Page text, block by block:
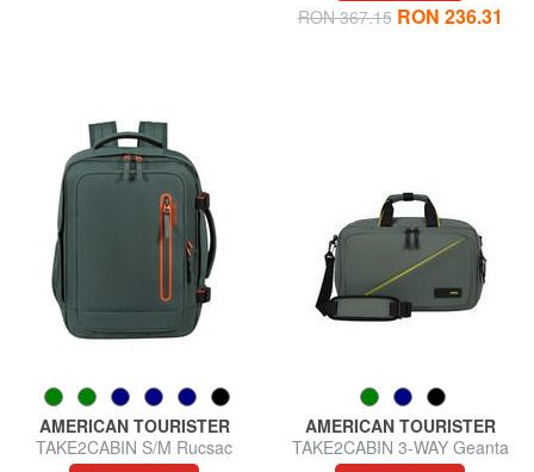
RON 367.15 RON 236.31
AMERICAN TOURISTER
TAKE2CABIN S/M Rucsac
AMERICAN TOURISTER
TAKE2CABIN 3-WAY Geanta